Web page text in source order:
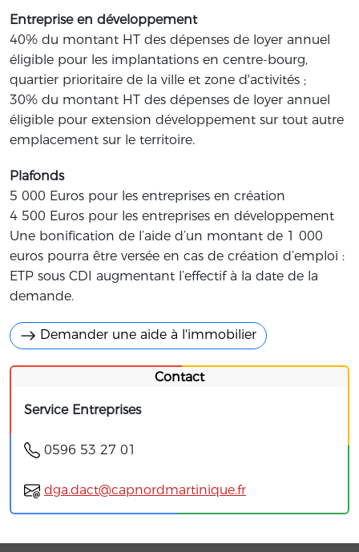
Entreprise en développement
40% du montant HT des dépenses de loyer annuel
éligible pour les implantations en centre-bourg,
quartier prioritaire de la ville et zone d'activités ;
30% du montant HT des dépenses de loyer annuel
éligible pour extension développement sur tout autre
emplacement sur le territoire.
Plafonds
5 000 Euros pour les entreprises en création
4 500 Euros pour les entreprises en développement
Une bonification de l’aide d’un montant de 1 000
euros pourra être versée en cas de création d’emploi :
ETP sous CDI augmentant l’effectif à la date de la
demande.
Demander une aide à l'immobilier
Contact
Service Entreprises
0596 53 27 01
dga.dact@capnordmartinique.fr